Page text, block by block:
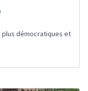
démocratiques et